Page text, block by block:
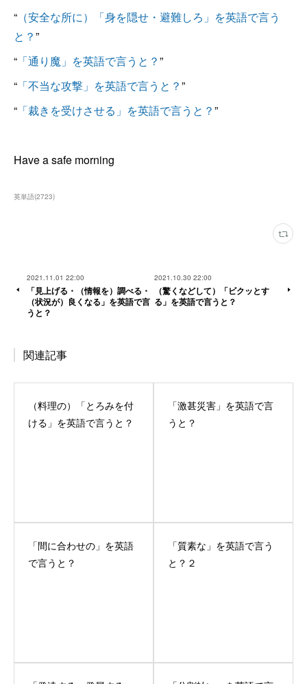
“ （安全な所に）「身を隠せ・避難しろ」を英語で言う
と？”
“ 「通り魔」を英語で言うと？”
“ 「不当な攻撃」を英語で言うと？”
“ 「裁きを受けさせる」を英語で言うと？”
Have a safe morning
英単語(2723)
2021.11.01 22:00
「見上げる・（情報を）調べる・
（状況が）良くなる」を英語で言
うと？
2021.10.30 22:00
（驚くなどして）「ビクッとす
る」を英語で言うと？
関連記事
（料理の）「とろみを付
ける」を英語で言うと？
「激甚災害」を英語で言
うと？
「間に合わせの」を英語
で言うと？
「質素な」を英語で言う
と？２